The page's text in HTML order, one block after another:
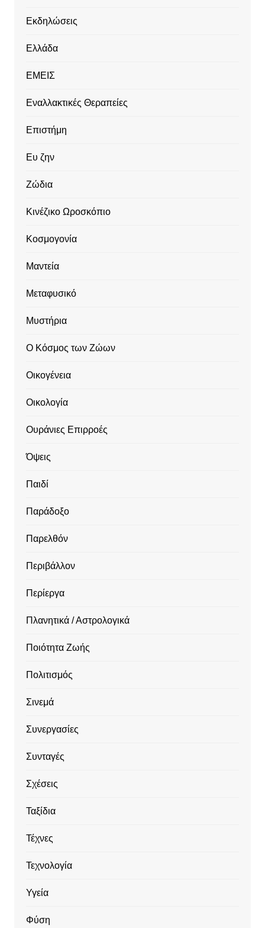
Εκδηλώσεις
Ελλάδα
ΕΜΕΙΣ
Εναλλακτικές Θεραπείες
Επιστήμη
Ευ ζην
Ζώδια
Κινέζικο Ωροσκόπιο
Κοσμογονία
Μαντεία
Μεταφυσικό
Μυστήρια
Ο Κόσμος των Ζώων
Οικογένεια
Οικολογία
Ουράνιες Επιρροές
Όψεις
Παιδί
Παράδοξο
Παρελθόν
Περιβάλλον
Περίεργα
Πλανητικά / Αστρολογικά
Ποιότητα Ζωής
Πολιτισμός
Σινεμά
Συνεργασίες
Συνταγές
Σχέσεις
Ταξίδια
Τέχνες
Τεχνολογία
Υγεία
Φύση